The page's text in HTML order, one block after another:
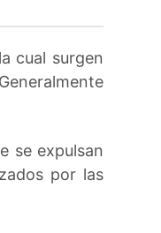
cual surgen
se expulsan
por las